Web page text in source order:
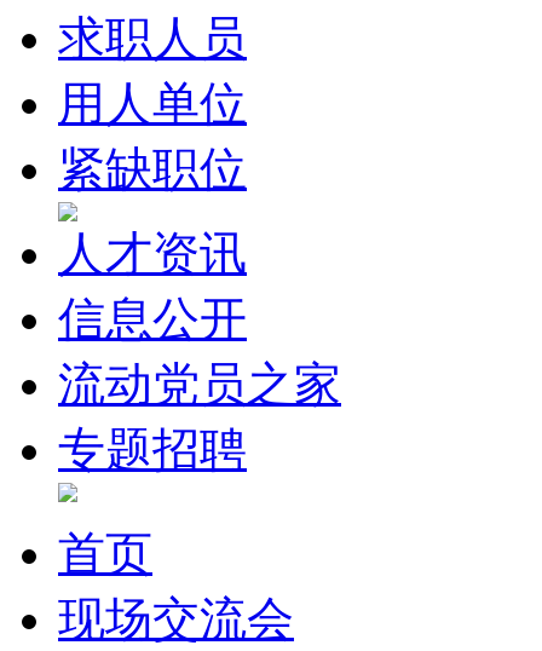
求职人员
用人单位
紧缺职位
人才资讯
信息公开
流动党员之家
专题招聘
首页
现场交流会